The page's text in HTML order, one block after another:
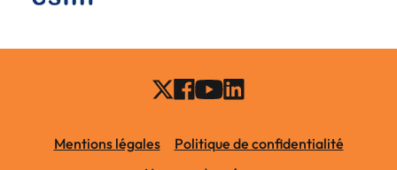
Mentions légales
Politique de confidentialité